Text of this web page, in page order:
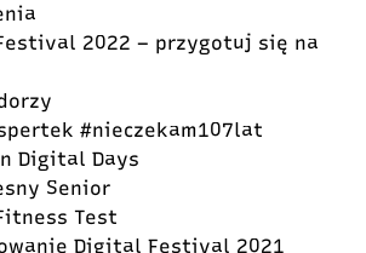
2022 – przygotuj się na
#nieczekam107lat
Digital Days
Senior
Test
Digital Festival 2021